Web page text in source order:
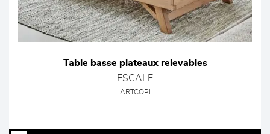
Table basse plateaux relevables
ESCALE
ARTCOPI